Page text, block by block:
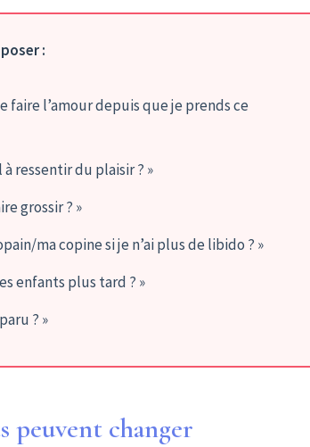
:
faire l’amour depuis que je prends ce
à ressentir du plaisir ? »
grossir ? »
ma copine si je n’ai plus de libido ? »
enfants plus tard ? »
? »
peuvent changer